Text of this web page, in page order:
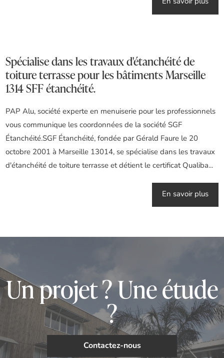
En savoir plus
Spécialise dans les travaux d'étanchéité de
toiture terrasse pour les bâtiments Marseille
1314 SFF étanchéité.
PAP Alu, société experte en menuiserie pour les professionnels
vous communique les coordonnées de la société SGF
Étanchéité.SGF Étanchéité, fondée par Gérald Faure le 20
octobre 2001 à Marseille 13014, se spécialise dans les travaux
d'étanchéité de toiture terrasse et détient le certificat Qualiba...
En savoir plus
Un projet ? Une étude
?
Contactez-nous